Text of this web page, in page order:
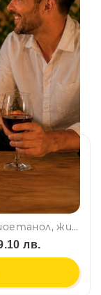
🍷 Луксозна настолна камина на биоетанол, жив пламък, без миризми, за вътрешна и външна употреба, 21 см.
лв.